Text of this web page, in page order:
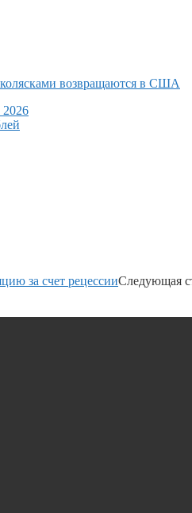
возвращаются в США
2026
за счет рецессииСледующая